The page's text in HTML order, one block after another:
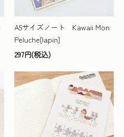
A5サイズノート Kawaii Mon
Peluche[lapin]
297円(税込)